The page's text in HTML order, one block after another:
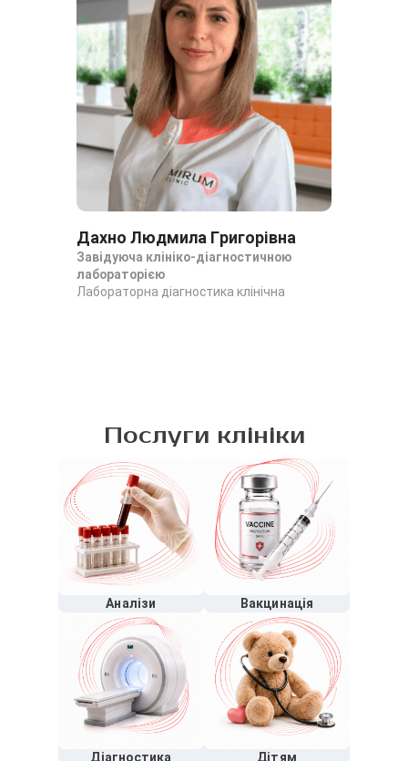
Дахно Людмила Григорівна
Завідуюча клініко-діагностичною
лабораторією
Лабораторна діагностика клінічна
Послуги клініки
Аналізи Вакцинація
Діагностика Дітям